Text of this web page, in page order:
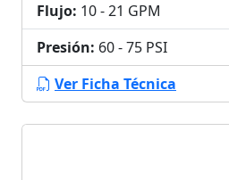
Flujo: 10 - 21 GPM
Presión: 60 - 75 PSI
Ver Ficha Técnica